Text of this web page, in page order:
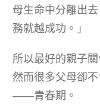
母生命中分離出
務就越成功。」
所以最好的親子
然而很多父母卻
——青春期。